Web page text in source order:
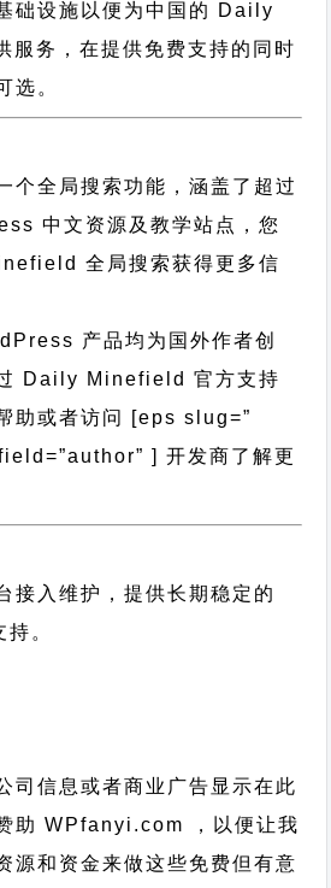
础设施以便为中国的 Daily
务，在提供免费支持的同时
选。
个全局搜索功能，涵盖了超过
中文资源及教学站点，您
全局搜索获得更多信
产品均为国外作者创
Daily Minefield 官方支持
助或者访问 [eps slug=”
] 开发商了解更
接入维护，提供长期稳定的
持 。
司信息或者商业广告显示在此
助 WPfanyi.com ，以便让我
源和资金来做这些免费但有意